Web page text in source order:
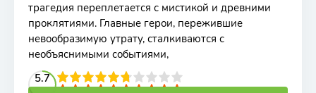
трагедия переплетается с мистикой и древними
проклятиями. Главные герои, пережившие
невообразимую утрату, сталкиваются с
необъяснимыми событиями,
5.7
4 5 6 7 8 9 10